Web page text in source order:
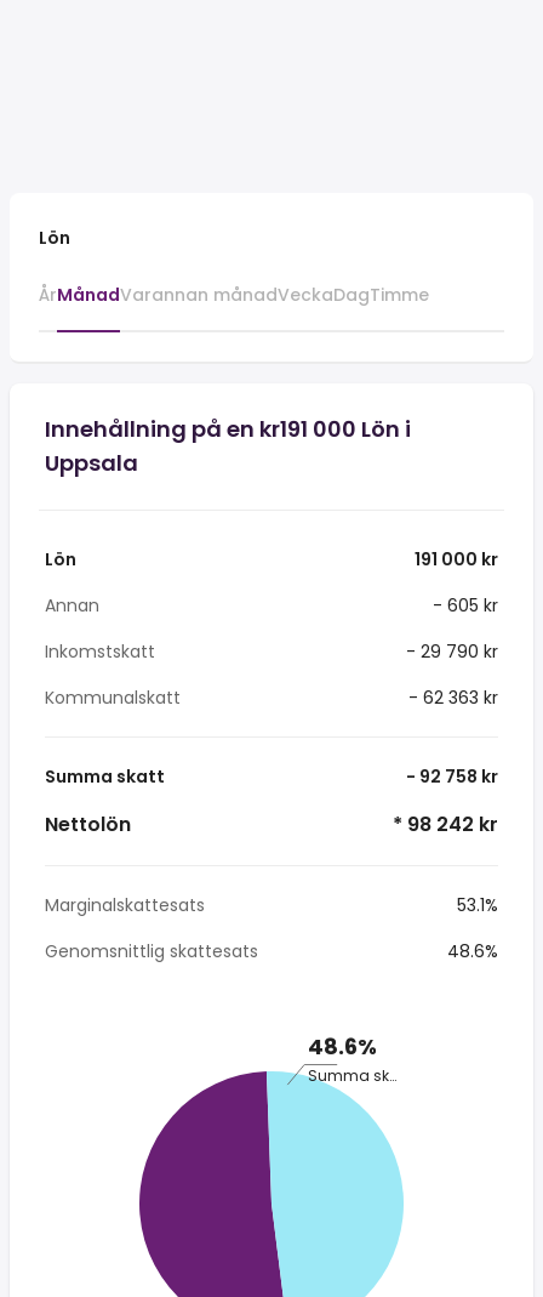
Lön
ÅrMånadVarannan månadVeckaDagTimme
Innehållning på en kr191 000 Lön i
Uppsala
Lön
191 000 kr
Annan
- 605 kr
Inkomstskatt
- 29 790 kr
Kommunalskatt
- 62 363 kr
Summa skatt - 92 758 kr
Nettolön * 98 242 kr
Marginalskattesats
53.1%
Genomsnittlig skattesats
48.6%
48.6%
Summa skatt